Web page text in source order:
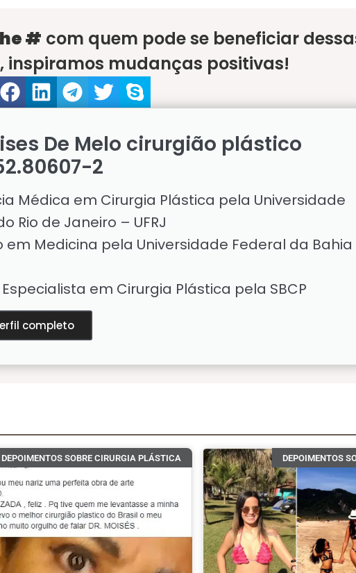
# com quem pode se beneficiar
inspiramos mudanças positivas!
De Melo cirurgião plástico
2
Médica em Cirurgia Plástica pela Universidade
Rio de Janeiro – UFRJ
em Medicina pela Universidade Federal da Bahia
em Cirurgia Plástica pela SBCP
completo
DEPOIMENTOS SOBRE CIRURGIA PLÁSTICA DEPOIMENTOS